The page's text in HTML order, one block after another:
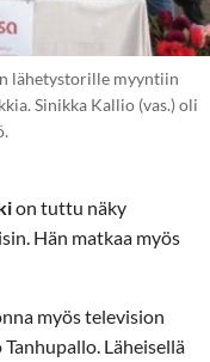
lähetystorille myyntiin
Sinikka Kallio (vas.) oli
on tuttu näky
Hän matkaa myös
myös television
Läheisellä